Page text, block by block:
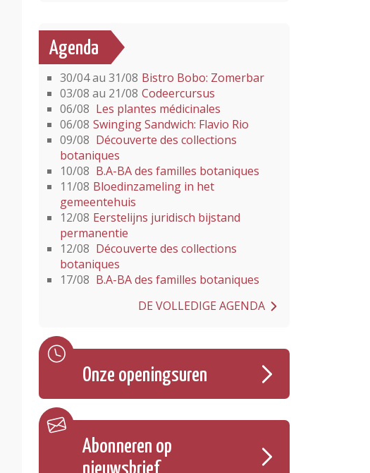
Agenda
30/04 au 31/08 Bistro Bobo: Zomerbar
03/08 au 21/08 Codeercursus
06/08 Les plantes médicinales
06/08 Swinging Sandwich: Flavio Rio
09/08 Découverte des collections
botaniques
10/08 B.A-BA des familles botaniques
11/08 Bloedinzameling in het
gemeentehuis
12/08 Eerstelijns juridisch bijstand
permanentie
12/08 Découverte des collections
botaniques
17/08 B.A-BA des familles botaniques
DE VOLLEDIGE AGENDA
Onze openingsuren
Abonneren op